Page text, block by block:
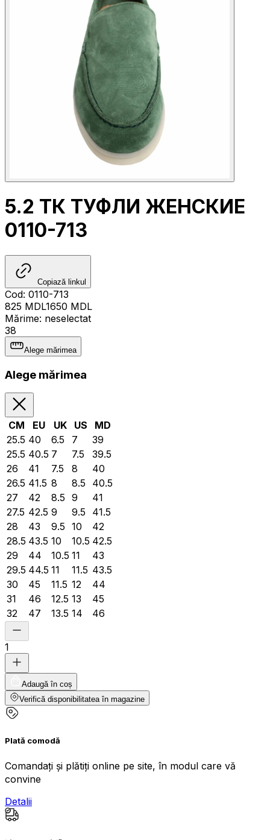
5.2 ТК ТУФЛИ ЖЕНСКИЕ
0110-713
Copiază linkul
Cod: 0110-713
825 MDL1650 MDL
Mărime: neselectat
38
Alege mărimea
Alege mărimea
CM EU UK US
MD
25.5 40 6.5 7
39
25.5 40.5 7 7.5
39.5
26
41 7.5 8
40
26.5 41.5 8 8.5
40.5
27
42 8.5 9
41
27.5 42.5 9 9.5
41.5
28
43 9.5 10
42
28.5 43.5 10 10.5 42.5
29
44 10.5 11
43
29.5 44.5 11 11.5 43.5
30
45 11.5 12
44
31
46 12.5 13
45
32
47 13.5 14 46
1
Adaugă în coș
Verifică disponibilitatea în magazine
Plată comodă
Comandați și plătiți online pe site, în modul care vă
convine
Detalii